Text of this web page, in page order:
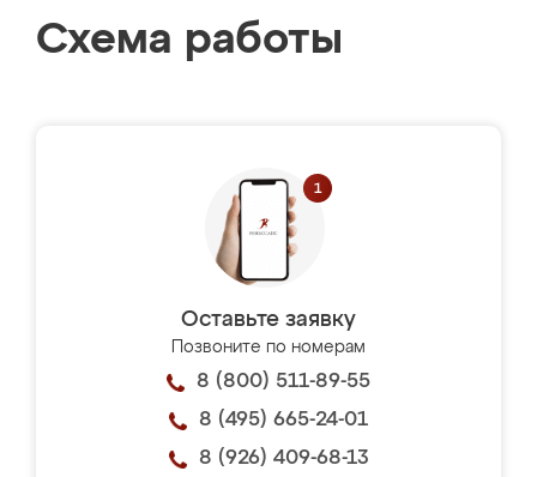
Схема работы
Оставьте заявку
Позвоните по номерам
8 (800) 511-89-55
8 (495) 665-24-01
8 (926) 409-68-13